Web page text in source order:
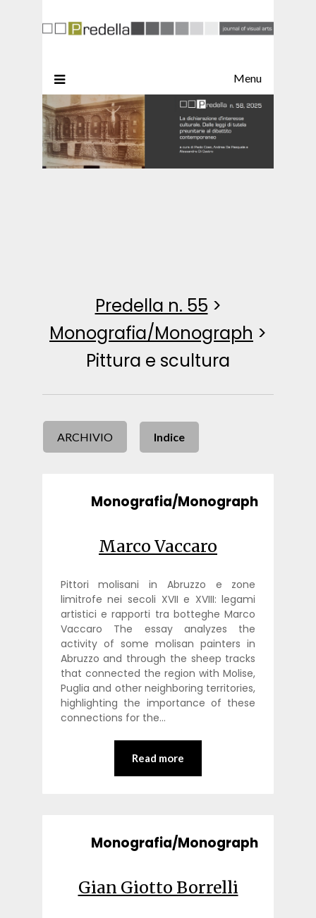
Menu
Predella n. 55 >
Monografia/Monograph >
Pittura e scultura
ARCHIVIO Indice
Monografia/Monograph
Marco Vaccaro
Pittori molisani in Abruzzo e zone
limitrofe nei secoli XVII e XVIII: legami
artistici e rapporti tra botteghe Marco
Vaccaro The essay analyzes the
activity of some molisan painters in
Abruzzo and through the sheep tracks
that connected the region with Molise,
Puglia and other neighboring territories,
highlighting the importance of these
connections for the…
Read more
Monografia/Monograph
Gian Giotto Borrelli